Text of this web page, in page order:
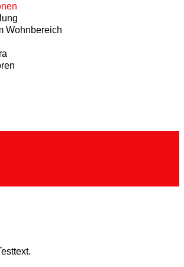
Wohnbereich